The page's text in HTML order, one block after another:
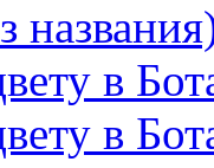
в
в